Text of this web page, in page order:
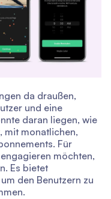
da draußen,
und eine
daran liegen, wie
mit monatlichen,
Für
möchten,
Es bietet
den Benutzern zu